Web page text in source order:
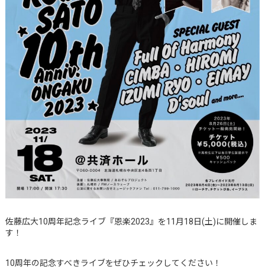
佐藤広大10周年記念ライブ『恩楽2023』を11月18日(土)に開催しま
す！
10周年の記念すべきライブをぜひチェックしてください！